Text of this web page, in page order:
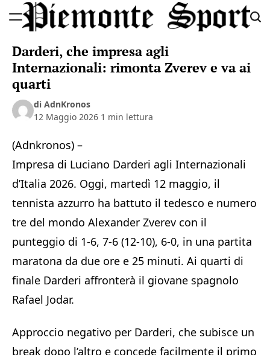
to
Sport
Darderi, che impresa agli
Internazionali: rimonta Zverev e va ai
quarti
di AdnKronos
12 Maggio 2026 1 min lettura
(Adnkronos) –
Impresa di Luciano Darderi agli Internazionali
d’Italia 2026. Oggi, martedì 12 maggio, il
tennista azzurro ha battuto il tedesco e numero
tre del mondo Alexander Zverev con il
punteggio di 1-6, 7-6 (12-10), 6-0, in una partita
maratona da due ore e 25 minuti. Ai quarti di
finale Darderi affronterà il giovane spagnolo
Rafael Jodar.
Approccio negativo per Darderi, che subisce un
break dopo l’altro e concede facilmente il primo